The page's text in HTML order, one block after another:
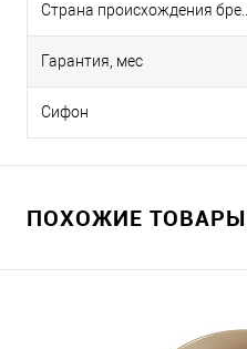
Гарантия, мес
Сифон
ПОХОЖИЕ ТОВАРЫ